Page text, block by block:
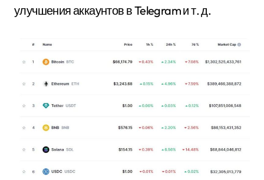
улучшения аккаунтов в Telegram и т. д.